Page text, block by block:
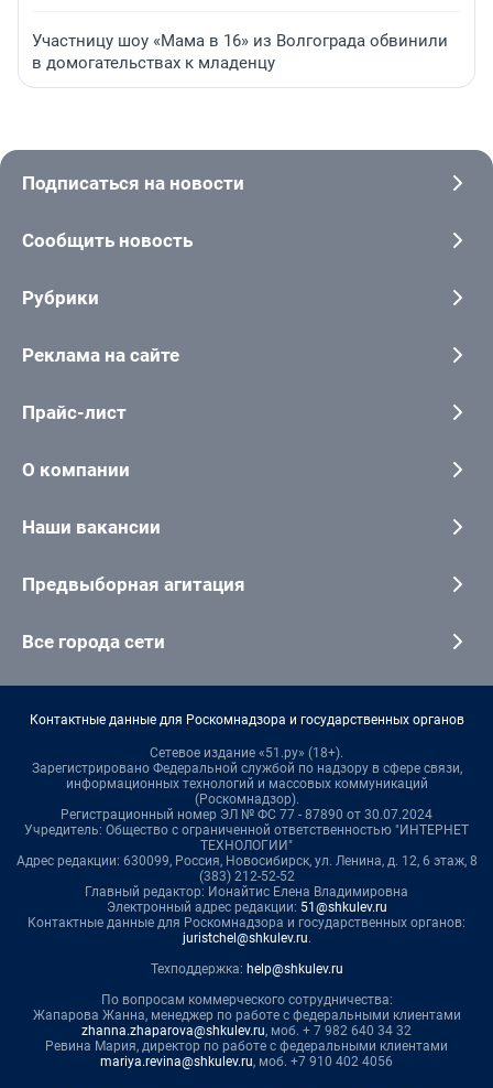
Участницу шоу «Мама в 16» из Волгограда обвинили
в домогательствах к младенцу
Подписаться на новости
Сообщить новость
Рубрики
Реклама на сайте
Прайс-лист
О компании
Наши вакансии
Предвыборная агитация
Все города сети
Контактные данные для Роскомнадзора и государственных органов
Сетевое издание «51.ру» (18+).
Зарегистрировано Федеральной службой по надзору в сфере связи,
информационных технологий и массовых коммуникаций
(Роскомнадзор).
Регистрационный номер ЭЛ № ФС 77 - 87890 от 30.07.2024
Учредитель: Общество с ограниченной ответственностью "ИНТЕРНЕТ
ТЕХНОЛОГИИ"
Адрес редакции: 630099, Россия, Новосибирск, ул. Ленина, д. 12, 6 этаж, 8
(383) 212-52-52
Главный редактор: Ионайтис Елена Владимировна
Электронный адрес редакции: 51@shkulev.ru
Контактные данные для Роскомнадзора и государственных органов:
juristchel@shkulev.ru.
Техподдержка: help@shkulev.ru
По вопросам коммерческого сотрудничества:
Жапарова Жанна, менеджер по работе с федеральными клиентами
zhanna.zhaparova@shkulev.ru, моб. + 7 982 640 34 32
Ревина Мария, директор по работе с федеральными клиентами
mariya.revina@shkulev.ru, моб. +7 910 402 4056